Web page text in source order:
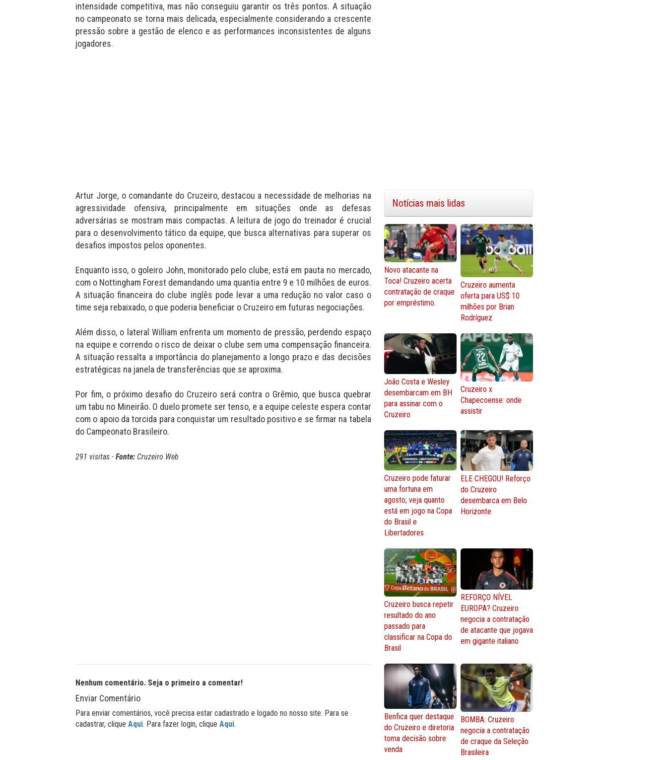
intensidade competitiva, mas não conseguiu garantir os três pontos. A situação
no campeonato se torna mais delicada, especialmente considerando a crescente
pressão sobre a gestão de elenco e as performances inconsistentes de alguns
jogadores.
Artur Jorge, o comandante do Cruzeiro, destacou a necessidade de melhorias na
agressividade ofensiva, principalmente em situações onde as defesas
adversárias se mostram mais compactas. A leitura de jogo do treinador é crucial
para o desenvolvimento tático da equipe, que busca alternativas para superar os
desafios impostos pelos oponentes.
Enquanto isso, o goleiro John, monitorado pelo clube, está em pauta no mercado,
com o Nottingham Forest demandando uma quantia entre 9 e 10 milhões de euros.
A situação financeira do clube inglês pode levar a uma redução no valor caso o
time seja rebaixado, o que poderia beneficiar o Cruzeiro em futuras negociações.
Além disso, o lateral William enfrenta um momento de pressão, perdendo espaço
na equipe e correndo o risco de deixar o clube sem uma compensação financeira.
A situação ressalta a importância do planejamento a longo prazo e das decisões
estratégicas na janela de transferências que se aproxima.
Por fim, o próximo desafio do Cruzeiro será contra o Grêmio, que busca quebrar
um tabu no Mineirão. O duelo promete ser tenso, e a equipe celeste espera contar
com o apoio da torcida para conquistar um resultado positivo e se firmar na tabela
do Campeonato Brasileiro.
291 visitas - Fonte: Cruzeiro Web
Nenhum comentário. Seja o primeiro a comentar!
Enviar Comentário
Para enviar comentários, você precisa estar cadastrado e logado no nosso site. Para se
cadastrar, clique Aqui. Para fazer login, clique Aqui.
Notícias mais lidas
Novo atacante na
Toca! Cruzeiro acerta
contratação de craque
por empréstimo.
Cruzeiro aumenta
oferta para US$ 10
milhões por Brian
Rodríguez
João Costa e Wesley
desembarcam em BH
para assinar com o
Cruzeiro
Cruzeiro x
Chapecoense: onde
assistir
Cruzeiro pode faturar
uma fortuna em
agosto; veja quanto
está em jogo na Copa
do Brasil e
Libertadores
ELE CHEGOU! Reforço
do Cruzeiro
desembarca em Belo
Horizonte
Cruzeiro busca repetir
resultado do ano
passado para
classificar na Copa do
Brasil
REFORÇO NÍVEL
EUROPA? Cruzeiro
negocia a contratação
de atacante que jogava
em gigante italiano
Benfica quer destaque
do Cruzeiro e diretoria
toma decisão sobre
venda
BOMBA: Cruzeiro
negocia a contratação
de craque da Seleção
Brasileira